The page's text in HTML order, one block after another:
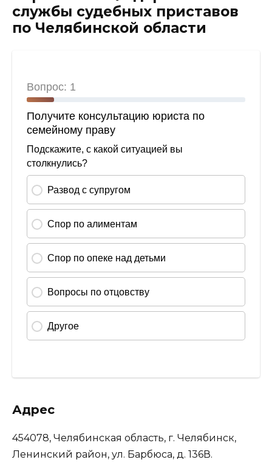
службы судебных приставов
по Челябинской области
Адрес
454078, Челябинская область, г. Челябинск,
Ленинский район, ул. Барбюса, д. 136В.